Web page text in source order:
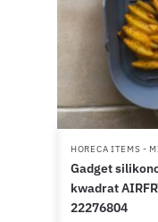
HORECA ITEMS -
Gadget
kwadrat
22276804